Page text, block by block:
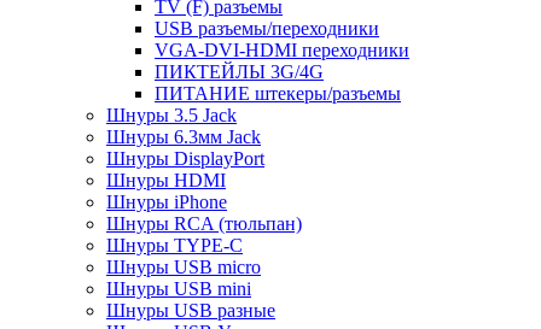
TV (F) разъемы
USB разъемы/переходники
VGA-DVI-HDMI переходники
ПИКТЕЙЛЫ 3G/4G
ПИТАНИЕ штекеры/разъемы
Шнуры 3.5 Jack
Шнуры 6.3мм Jack
Шнуры DisplayPort
Шнуры HDMI
Шнуры iPhone
Шнуры RCA (тюльпан)
Шнуры TYPE-C
Шнуры USB micro
Шнуры USB mini
Шнуры USB разные